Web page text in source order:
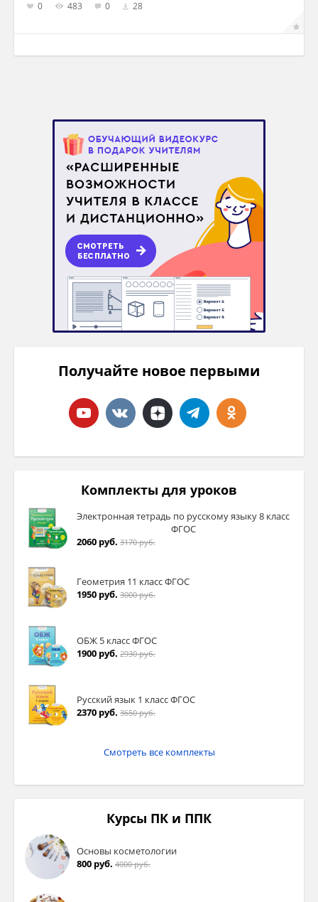
0
483 0 28
Получайте новое первыми
Комплекты для уроков
Электронная тетрадь по русскому языку 8 класс
ФГОС
2060 руб. 3170 руб.
Геометрия 11 класс ФГОС
1950 руб. 3000 руб.
ОБЖ 5 класс ФГОС
1900 руб. 2930 руб.
Русский язык 1 класс ФГОС
2370 руб. 3650 руб.
Смотреть все комплекты
Курсы ПК и ППК
Основы косметологии
800 руб. 4000 руб.